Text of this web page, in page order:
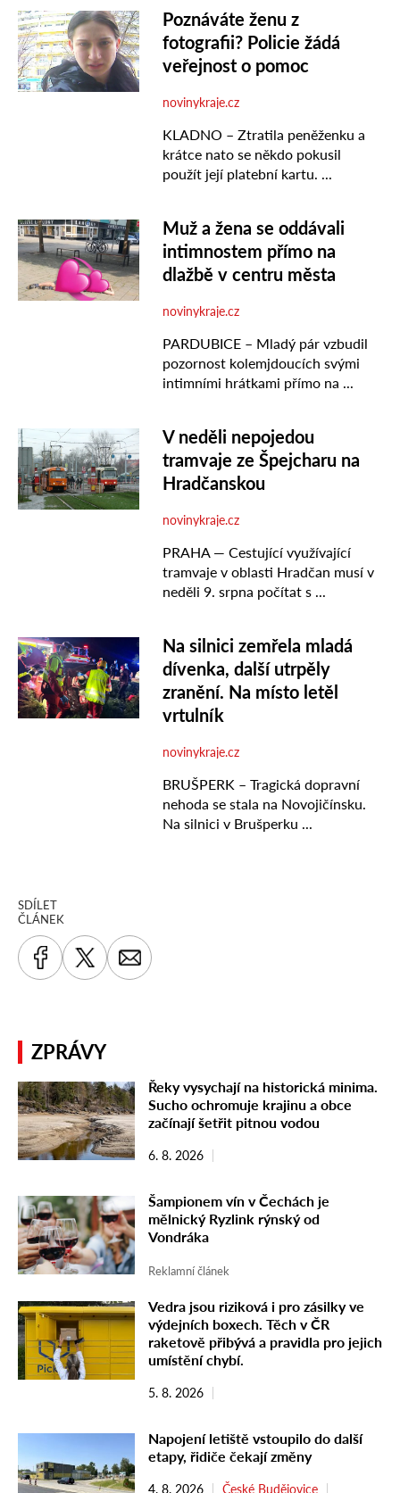
SDÍLET
ČLÁNEK
ZPRÁVY
Řeky vysychají na historická minima.
Sucho ochromuje krajinu a obce
začínají šetřit pitnou vodou
6. 8. 2026
Šampionem vín v Čechách je
mělnický Ryzlink rýnský od
Vondráka
Reklamní článek
Vedra jsou riziková i pro zásilky ve
výdejních boxech. Těch v ČR
raketově přibývá a pravidla pro jejich
umístění chybí.
5. 8. 2026
Napojení letiště vstoupilo do další
etapy, řidiče čekají změny
4. 8. 2026 České Budějovice